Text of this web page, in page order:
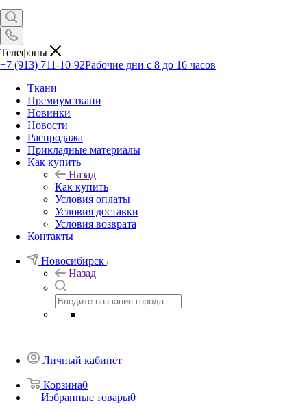
Телефоны
+7 (913) 711-10-92Рабочие дни с 8 до 16 часов
Ткани
Премиум ткани
Новинки
Новости
Распродажа
Прикладные материалы
Как купить
Назад
Как купить
Условия оплаты
Условия доставки
Условия возврата
Контакты
Новосибирск
Назад
Личный кабинет
Корзина0
Избранные товары0